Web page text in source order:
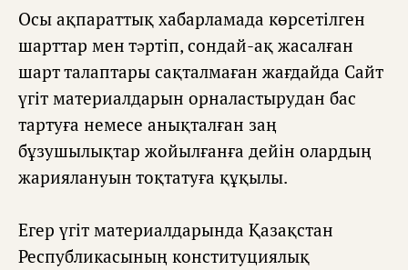
Осы ақпараттық хабарламада көрсетілген
шарттар мен тəртіп, сондай-ақ жасалған
шарт талаптары сақталмаған жағдайда Сайт
үгіт материалдарын орналастырудан бас
тартуға немесе анықталған заң
бұзушылықтар жойылғанға дейін олардың
жариялануын тоқтатуға құқылы.
Егер үгіт материалдарында Қазақстан
Республикасының конституциялық